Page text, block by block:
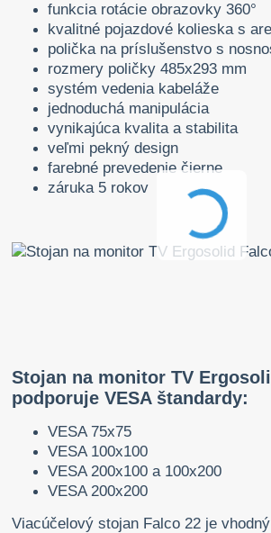
funkcia rotácie obrazovky 360°
kvalitné pojazdové kolieska s
polička na príslušenstvo s
rozmery poličky 485x293 mm
systém vedenia kabeláže
jednoduchá manipulácia
vynikajúca kvalita a stabilita
veľmi pekný design
farebné prevedenie čierne
záruka 5 rokov
Stojan na monitor TV
podporuje VESA štandardy:
VESA 75x75
VESA 100x100
VESA 200x100 a 100x200
VESA 200x200
Viacúčelový stojan Falco 22 je